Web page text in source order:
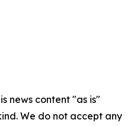
news content "as is"
We do not accept any